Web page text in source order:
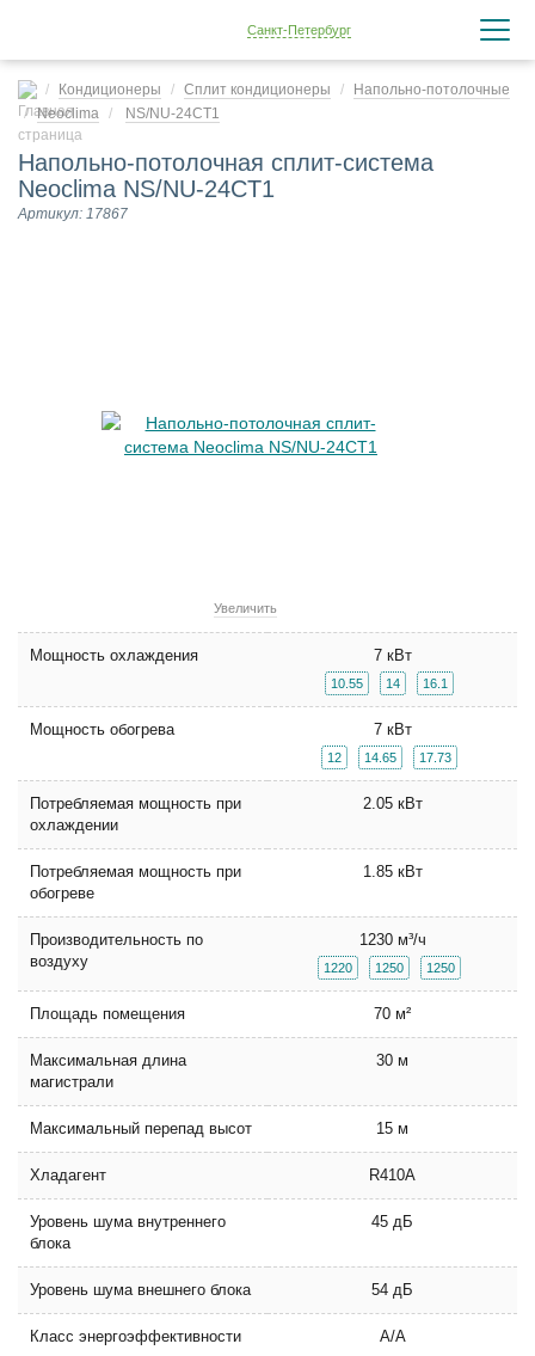
Санкт-Петербург
Кондиционеры Сплит кондиционеры
Напольно-потолочные
Neoclima
NS/NU-24CT1
Напольно-потолочная сплит-система
Neoclima NS/NU-24CT1
Артикул: 17867
Увеличить
Мощность охлаждения 7 кВт
10.55 14 16.1
Мощность обогрева 7 кВт
12 14.65 17.73
Потребляемая мощность при
охлаждении
2.05 кВт
Потребляемая мощность при
обогреве
1.85 кВт
Производительность по
воздуху
1230 м³/ч
1220 1250 1250
Площадь помещения 70 м²
Максимальная длина
магистрали
30 м
Максимальный перепад высот 15 м
Хладагент R410A
Уровень шума внутреннего
блока
45 дБ
Уровень шума внешнего блока 54 дБ
Класс энергоэффективности A/A